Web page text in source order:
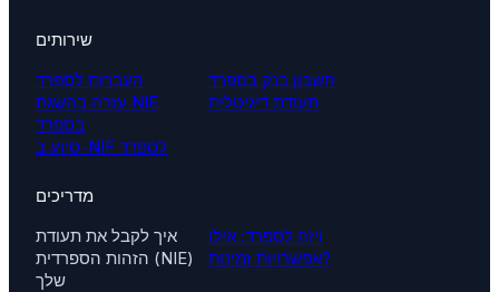
שירותים
העברות לספרד
עזרה בהשגת NIE
בספרד
סיוע ב-NIF לספרד
חשבון בנק בספרד
תעודת דיגיטלית
מדריכים
איך לקבל את תעודת
הזהות הספרדית (NIE)
שלך
ויזה לספרד: אילו
אפשרויות זמינות?